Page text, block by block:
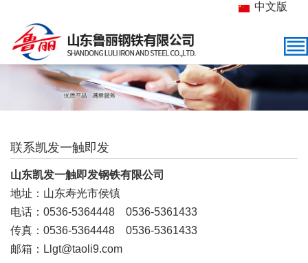
中文版
联系凯发一触即发
山东凯发一触即发钢铁有限公司
地址：山东寿光市侯镇
电话：0536-5364448 0536-5361433
传真：0536-5364448 0536-5361433
邮箱：Llgt@taoli9.com